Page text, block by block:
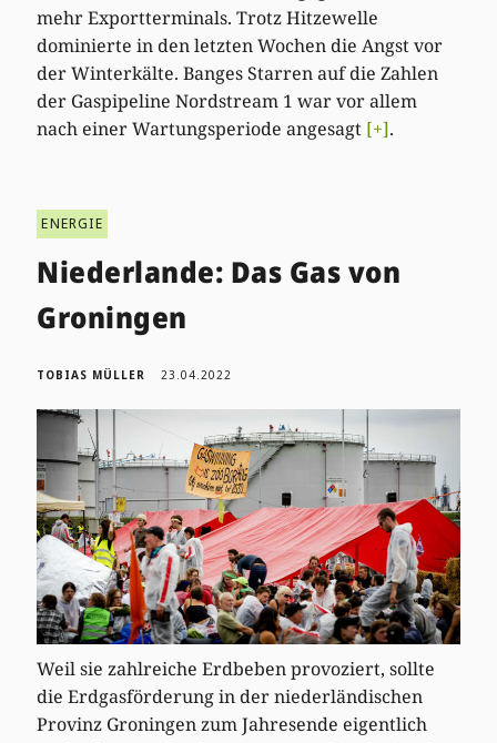
mehr Exportterminals. Trotz Hitzewelle
dominierte in den letzten Wochen die Angst vor
der Winterkälte. Banges Starren auf die Zahlen
der Gaspipeline Nordstream 1 war vor allem
nach einer Wartungsperiode angesagt [+].
ENERGIE
Niederlande: Das Gas von
Groningen
TOBIAS MÜLLER 23.04.2022
Weil sie zahlreiche Erdbeben provoziert, sollte
die Erdgasförderung in der niederländischen
Provinz Groningen zum Jahresende eigentlich